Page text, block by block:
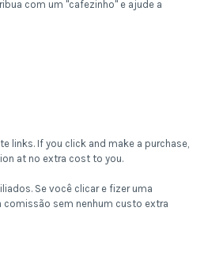
com um "cafezinho" e ajude a
links. If you click and make a purchase,
at no extra cost to you.
Se você clicar e fizer uma
comissão sem nenhum custo extra